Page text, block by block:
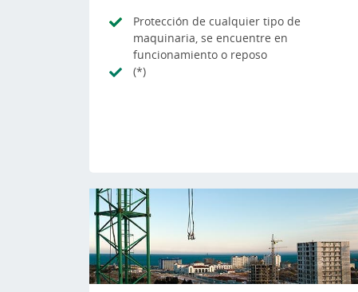
Protección de cualquier tipo de
maquinaria, se encuentre en
funcionamiento o reposo
(*)